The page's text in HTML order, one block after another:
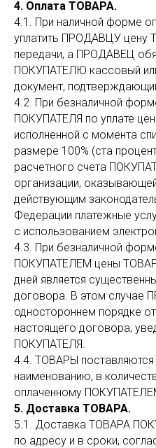
4. Оплата ТОВАРА.
4.1. При наличной форме
уплатить ПРОДАВЦУ цену
передачи, а ПРОДАВЕЦ
ПОКУПАТЕЛЮ кассовый
документ,
4.2. При безналичной
ПОКУПАТЕЛЯ по уплате
исполненной с момента
размере 100% (ста
расчетного счета
организации,
действующим
Федерации платежные
с использованием
4.3. При безналичной
ПОКУПАТЕЛЕМ цены
дней является
договора. В этом случае
одностороннем порядке
настоящего договора,
ПОКУПАТЕЛЯ.
4.4. ТОВАРЫ
наименованию, в
оплаченному
5. Доставка ТОВАРА.
5.1. Доставка ТОВАРА
по адресу и в сроки,